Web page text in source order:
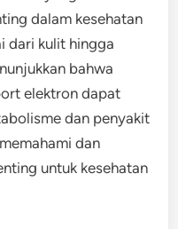
dalam kesehatan
dari kulit hingga
bahwa
elektron dapat
dan penyakit
dan
untuk kesehatan